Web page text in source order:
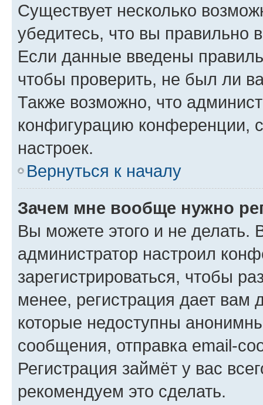
Существует несколько
убедитесь, что вы правильно
Если данные введены
чтобы проверить, не был ли
Также возможно, что
конфигурацию конференции,
настроек.
Вернуться к началу
Зачем мне вообще нужно
Вы можете этого и не делать.
администратор настроил
зарегистрироваться, чтобы
менее, регистрация дает вам
которые недоступны
сообщения, отправка email-
Регистрация займёт у вас
рекомендуем это сделать.